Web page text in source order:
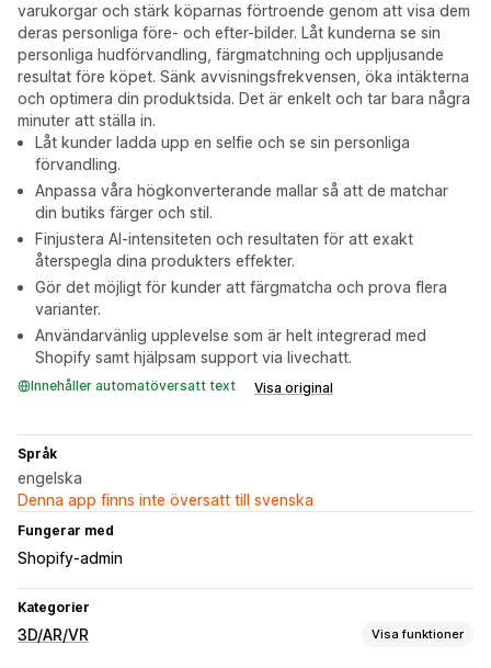
varukorgar och stärk köparnas förtroende genom att visa dem
deras personliga före- och efter-bilder. Låt kunderna se sin
personliga hudförvandling, färgmatchning och uppljusande
resultat före köpet. Sänk avvisningsfrekvensen, öka intäkterna
och optimera din produktsida. Det är enkelt och tar bara några
minuter att ställa in.
Låt kunder ladda upp en selfie och se sin personliga
förvandling.
Anpassa våra högkonverterande mallar så att de matchar
din butiks färger och stil.
Finjustera AI-intensiteten och resultaten för att exakt
återspegla dina produkters effekter.
Gör det möjligt för kunder att färgmatcha och prova flera
varianter.
Användarvänlig upplevelse som är helt integrerad med
Shopify samt hjälpsam support via livechatt.
Innehåller automatöversatt text Visa original
Språk
engelska
Denna app finns inte översatt till svenska
Fungerar med
Shopify-admin
Kategorier
3D/AR/VR Visa funktioner